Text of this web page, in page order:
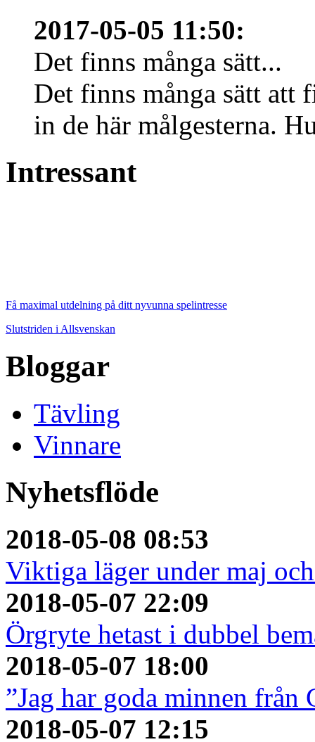
2017-05-05 11:50:
Det finns många sätt...
Det finns många sätt att
in de här målgesterna.
Intressant
Få maximal utdelning på ditt nyvunna spelintresse
Slutstriden i Allsvenskan
Bloggar
Tävling
Vinnare
Nyhetsflöde
2018-05-08 08:53
Viktiga läger under maj
2018-05-07 22:09
Örgryte hetast i dubbel
2018-05-07 18:00
”Jag har goda minnen från
2018-05-07 12:15